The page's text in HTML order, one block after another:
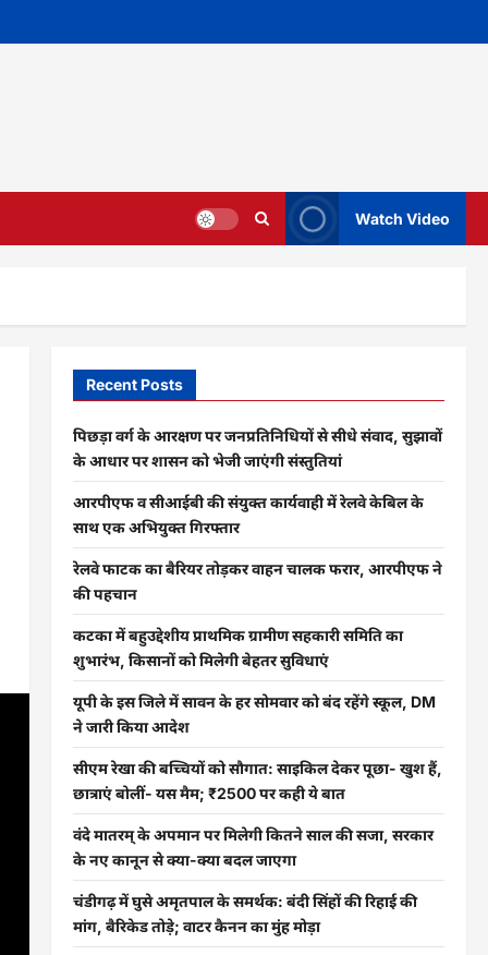
Watch Video
Recent Posts
पिछड़ा वर्ग के आरक्षण पर जनप्रतिनिधियों से सीधे संवाद, सुझावों
के आधार पर शासन को भेजी जाएंगी संस्तुतियां
आरपीएफ व सीआईबी की संयुक्त कार्यवाही में रेलवे केबिल के
साथ एक अभियुक्त गिरफ्तार
रेलवे फाटक का बैरियर तोड़कर वाहन चालक फरार, आरपीएफ ने
की पहचान
कटका में बहुउद्देशीय प्राथमिक ग्रामीण सहकारी समिति का
शुभारंभ, किसानों को मिलेगी बेहतर सुविधाएं
यूपी के इस जिले में सावन के हर सोमवार को बंद रहेंगे स्कूल, DM
ने जारी किया आदेश
सीएम रेखा की बच्चियों को सौगात: साइकिल देकर पूछा- खुश हैं,
छात्राएं बोलीं- यस मैम; ₹2500 पर कही ये बात
वंदे मातरम् के अपमान पर मिलेगी कितने साल की सजा, सरकार
के नए कानून से क्या-क्या बदल जाएगा
चंडीगढ़ में घुसे अमृतपाल के समर्थक: बंदी सिंहों की रिहाई की
मांग, बैरिकेड तोड़े; वाटर कैनन का मुंह मोड़ा